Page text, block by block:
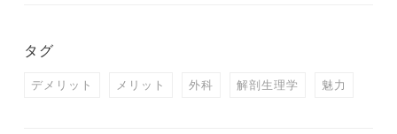
タグ
デメリット メリット 外科 解剖生理学 魅力